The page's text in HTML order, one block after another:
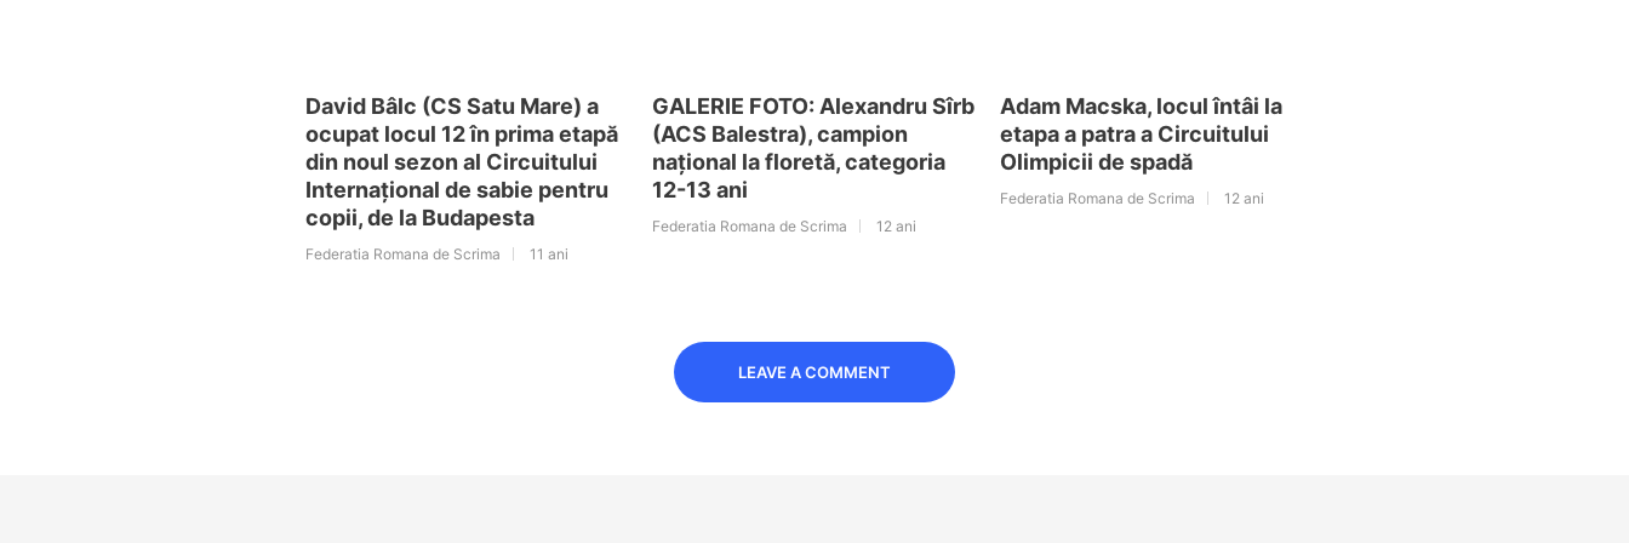
David Bâlc (CS Satu Mare) a
ocupat locul 12 în prima etapă
din noul sezon al Circuitului
Internațional de sabie pentru
copii, de la Budapesta
Federatia Romana de Scrima 11 ani
GALERIE FOTO: Alexandru Sîrb
(ACS Balestra), campion
național la floretă, categoria
12-13 ani
Federatia Romana de Scrima 12 ani
Adam Macska, locul întâi la
etapa a patra a Circuitului
Olimpicii de spadă
Federatia Romana de Scrima 12 ani
LEAVE A COMMENT